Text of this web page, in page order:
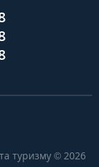
туризму © 2026